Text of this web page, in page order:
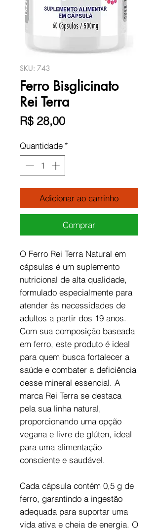
SKU: 743
Ferro Bisglicinato
Rei Terra
R$ 28,00Preço
Quantidade *
Adicionar ao carrinho
Comprar
O Ferro Rei Terra Natural em
cápsulas é um suplemento
nutricional de alta qualidade,
formulado especialmente para
atender às necessidades de
adultos a partir dos 19 anos.
Com sua composição baseada
em ferro, este produto é ideal
para quem busca fortalecer a
saúde e combater a deficiência
desse mineral essencial. A
marca Rei Terra se destaca
pela sua linha natural,
proporcionando uma opção
vegana e livre de glúten, ideal
para uma alimentação
consciente e saudável.
Cada cápsula contém 0,5 g de
ferro, garantindo a ingestão
adequada para suportar uma
vida ativa e cheia de energia. O